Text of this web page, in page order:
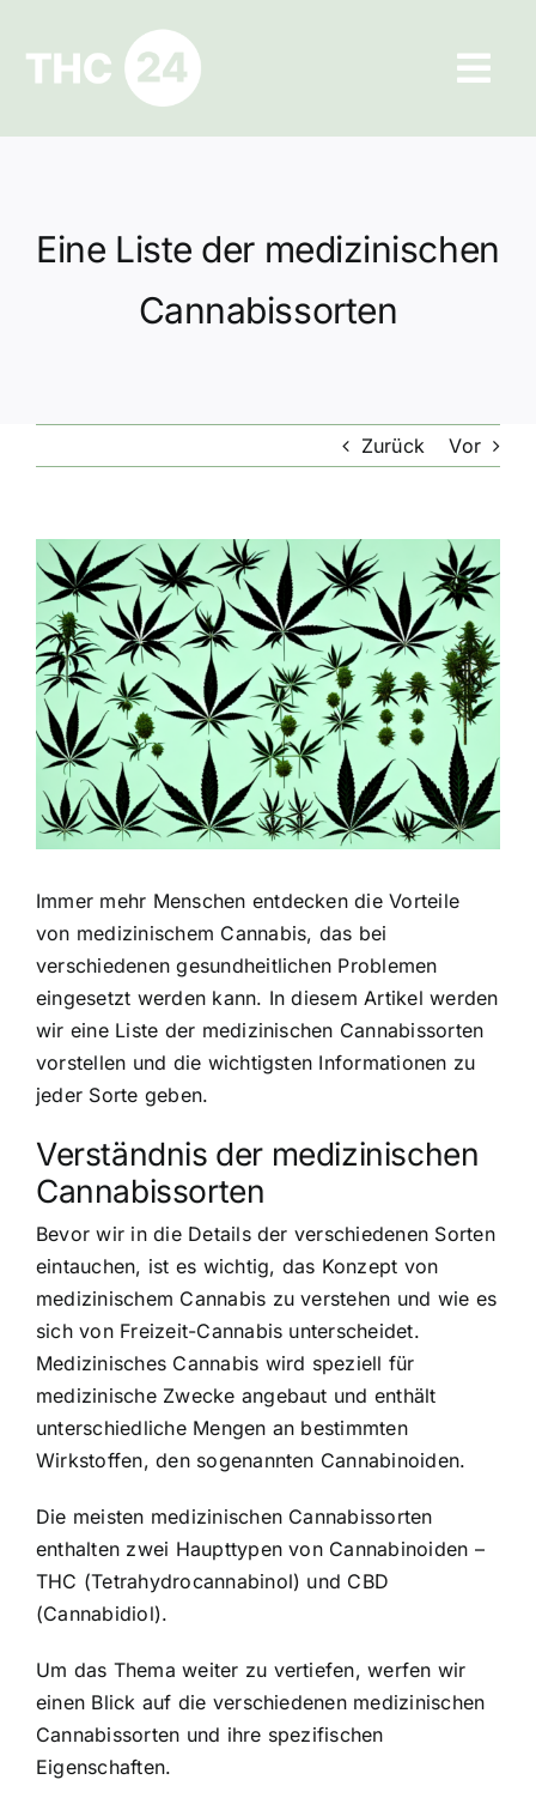
springen
Ratgeber
Datenschutz
Eine Liste der medizinischen
Cannabissorten
Zurück Vor
Zeige
grösseres
Bild
Immer mehr Menschen entdecken die Vorteile
von medizinischem Cannabis, das bei
verschiedenen gesundheitlichen Problemen
eingesetzt werden kann. In diesem Artikel werden
wir eine Liste der medizinischen Cannabissorten
vorstellen und die wichtigsten Informationen zu
jeder Sorte geben.
Verständnis der medizinischen
Cannabissorten
Bevor wir in die Details der verschiedenen Sorten
eintauchen, ist es wichtig, das Konzept von
medizinischem Cannabis zu verstehen und wie es
sich von Freizeit-Cannabis unterscheidet.
Medizinisches Cannabis wird speziell für
medizinische Zwecke angebaut und enthält
unterschiedliche Mengen an bestimmten
Wirkstoffen, den sogenannten Cannabinoiden.
Die meisten medizinischen Cannabissorten
enthalten zwei Haupttypen von Cannabinoiden –
THC (Tetrahydrocannabinol) und CBD
(Cannabidiol).
Um das Thema weiter zu vertiefen, werfen wir
einen Blick auf die verschiedenen medizinischen
Cannabissorten und ihre spezifischen
Eigenschaften.